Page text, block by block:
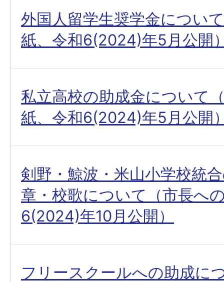
外国人留学生奨学金につい
紙、令和6(2024)年5月公開
私立高校の助成金について
紙、令和6(2024)年5月公開
剣野・鯨波・米山小学校統
章・校歌について（市長へ
6(2024)年10月公開）
フリースクールへの助成に